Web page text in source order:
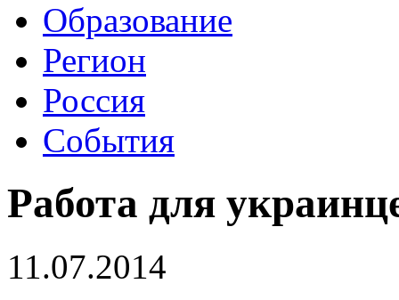
Образование
Регион
Россия
События
Работа для
11.07.2014